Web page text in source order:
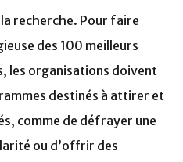
recherche. Pour faire
des 100 meilleurs
les organisations doivent
destinés à attirer et
comme de défrayer une
ou d’offrir des